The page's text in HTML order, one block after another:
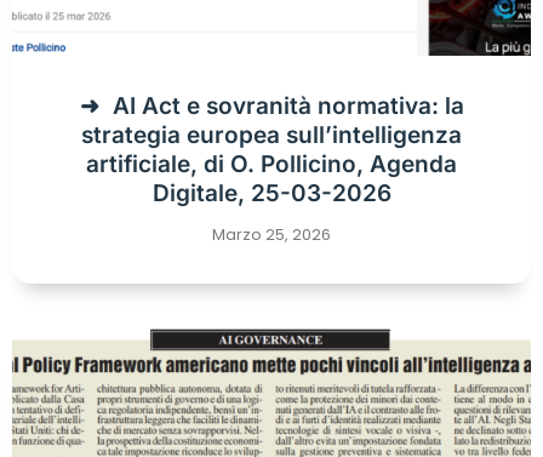
AI Act e sovranità normativa: la
strategia europea sull’intelligenza
artificiale, di O. Pollicino, Agenda
Digitale, 25-03-2026
Marzo 25, 2026